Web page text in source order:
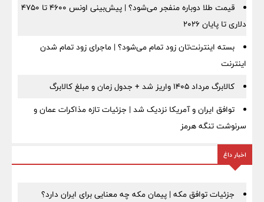
قیمت طلا دوباره منفجر می‌شود؟ | پیش‌بینی اونس ۴۶۰۰ تا ۴۷۵۰
دلاری تا پایان ۲۰۲۶
بسته اینترنت‌تان زود تمام می‌شود؟ | ماجرای زود تمام شدن
اینترنت
کالابرگ مرداد ۱۴۰۵ واریز شد + جدول زمان و مبلغ کالابرگ
توافق ایران و آمریکا نزدیک شد | جزئیات تازه مذاکرات عمان و
سرنوشت تنگه هرمز
اخبار داغ
جزئیات توافق مکه | پیمان مکه چه معنایی برای ایران دارد؟